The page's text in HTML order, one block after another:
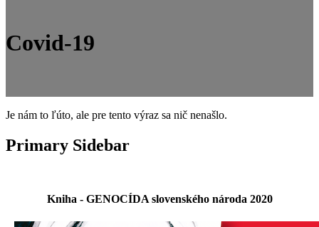
Covid-19
Je nám to ľúto, ale pre tento výraz sa nič nenašlo.
Primary Sidebar
Kniha - GENOCÍDA slovenského národa 2020